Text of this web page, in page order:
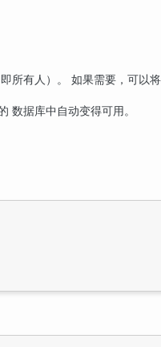
即所有人）。 如果需要，可以将
数据库中自动变得可用。